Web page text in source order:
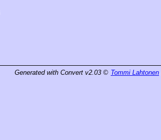
Generated with Convert v2.03 © Tommi Lahtonen